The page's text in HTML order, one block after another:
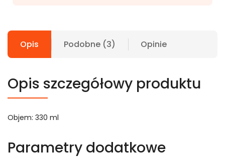
Opis Podobne (3) Opinie
Opis szczegółowy produktu
Objem: 330 ml
Parametry dodatkowe